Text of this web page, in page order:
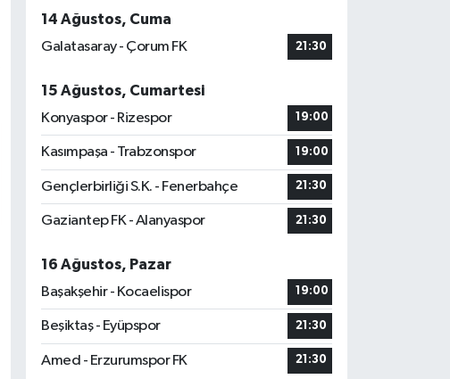
14 Ağustos, Cuma
Galatasaray - Çorum FK
21:30
15 Ağustos, Cumartesi
Konyaspor - Rizespor
19:00
Kasımpaşa - Trabzonspor 19:00
Gençlerbirliği S.K. - Fenerbahçe 21:30
Gaziantep FK - Alanyaspor 21:30
16 Ağustos, Pazar
Başakşehir - Kocaelispor
19:00
Beşiktaş - Eyüpspor 21:30
Amed - Erzurumspor FK 21:30